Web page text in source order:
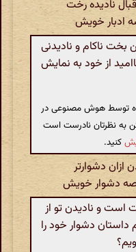
نادیده رخت
ادبار خویش
ناکام و نادیدنی
از خود به نمایش
توسط هوش مصنوعی در
به نظرتان نادرست است
کنید.
ازان دشوارتر
دشوار خویش
و نادیدن تو از
دشوار خود را